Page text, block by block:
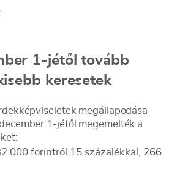
1-jétől tovább
keresetek
megállapodása
1-jétől megemelték a
000 forintról 15 százalékkal, 266